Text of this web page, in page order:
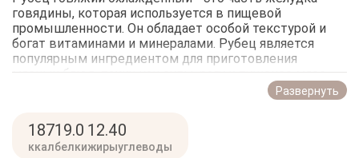
говядины, которая используется в пищевой
промышленности. Он обладает особой текстурой и
богат витаминами и минералами. Рубец является
популярным ингредиентом для приготовления
мясных блюд, таких как супы, рагу и тушеное мясо.
Он имеет характерный, немного жесткий состав,
который после правильной обработки становится
отличный выбор для тех, кто ищет альтернативные
варианты мяса в своей кулинарии.
Развернуть
187
ккал
19.0
белки
12.4
жиры
0
углеводы